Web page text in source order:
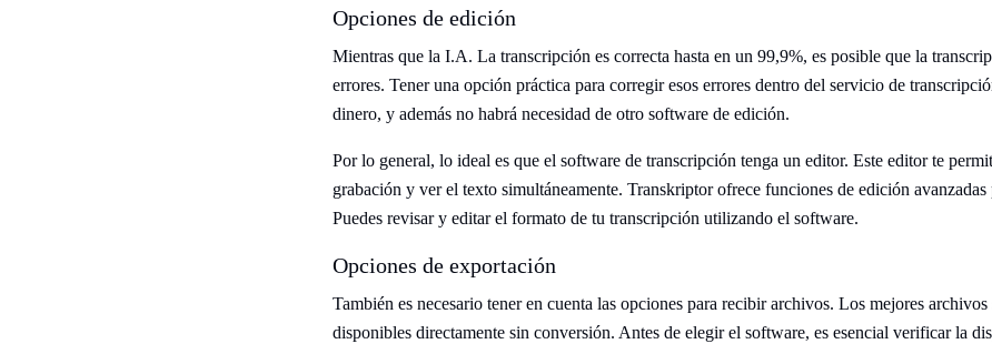
Opciones de edición
Mientras que la I.A. La transcripción es correcta hasta en un 99,9%, es posible que la
errores. Tener una opción práctica para corregir esos errores dentro del servicio de
dinero, y además no habrá necesidad de otro software de edición.
Por lo general, lo ideal es que el software de transcripción tenga un editor. Este editor te
grabación y ver el texto simultáneamente. Transkriptor ofrece funciones de edición avanzadas
Puedes revisar y editar el formato de tu transcripción utilizando el software.
Opciones de exportación
También es necesario tener en cuenta las opciones para recibir archivos. Los mejores archivos
disponibles directamente sin conversión. Antes de elegir el software, es esencial verificar la